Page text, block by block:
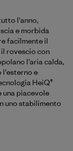
l'anno,
e morbida
facilmente il
rovescio con
l'aria calda,
l'esterno e
HeiQ®
piacevole
uno stabilimento